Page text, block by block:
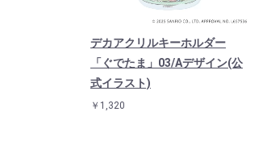
デカアクリルキーホルダー
「ぐでたま」03/Aデザイン(公
式イラスト)
￥1,320